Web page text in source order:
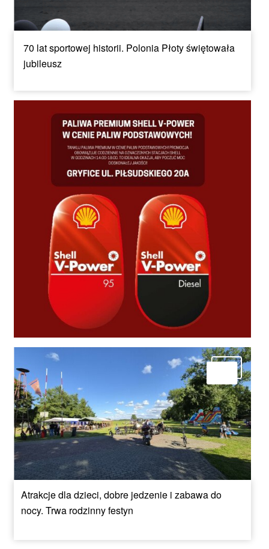
70 lat sportowej historii. Polonia Płoty świętowała
jubileusz
Atrakcje dla dzieci, dobre jedzenie i zabawa do
nocy. Trwa rodzinny festyn